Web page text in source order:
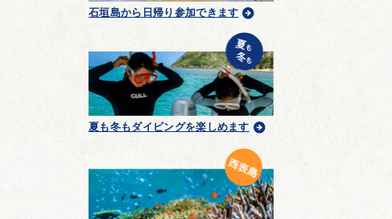
石垣島から日帰り参加できます
夏も冬もダイビングを楽しめます